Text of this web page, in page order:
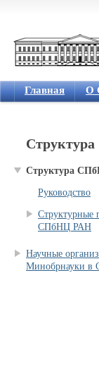
Главная О
Структура
Структура
Руководство
Структурные
СПбНЦ РАН
Научные
Минобрнауки в